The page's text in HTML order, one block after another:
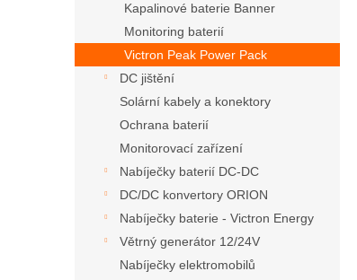
Kapalinové baterie Banner
Monitoring baterií
Victron Peak Power Pack
DC jištění
Solární kabely a konektory
Ochrana baterií
Monitorovací zařízení
Nabíječky baterií DC-DC
DC/DC konvertory ORION
Nabíječky baterie - Victron Energy
Větrný generátor 12/24V
Nabíječky elektromobilů